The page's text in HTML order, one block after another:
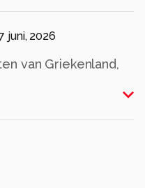
juni, 2026
van Griekenland,
hier de apostel
Europa bracht. Hij
Daarna bezocht hij